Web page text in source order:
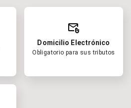
attach_email
Domicilio Electrónico
Obligatorio para sus tributos